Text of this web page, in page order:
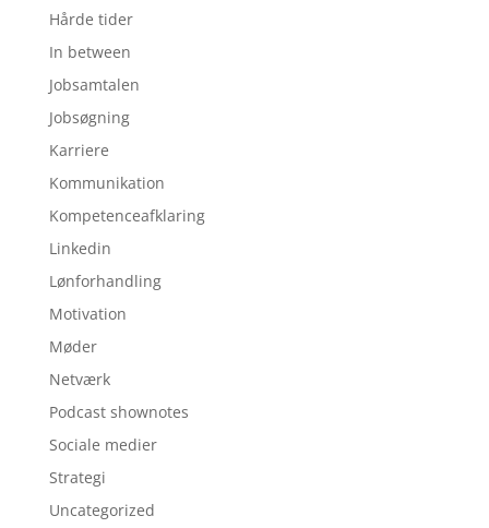
Hårde tider
In between
Jobsamtalen
Jobsøgning
Karriere
Kommunikation
Kompetenceafklaring
Linkedin
Lønforhandling
Motivation
Møder
Netværk
Podcast shownotes
Sociale medier
Strategi
Uncategorized